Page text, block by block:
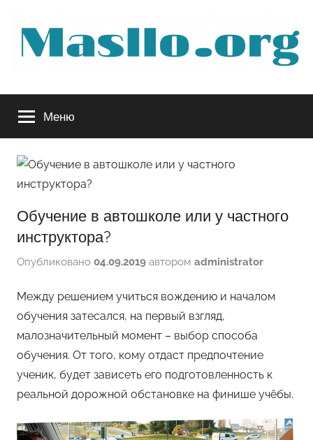
содержимому
Руководство
по
обслуживанию
авто
Меню
Обучение в автошколе или у частного
инструктора?
Опубликовано 04.09.2019 автором administrator
Между решением учиться вождению и началом
обучения затесался, на первый взгляд,
малозначительный момент – выбор способа
обучения. От того, кому отдаст предпочтение
ученик, будет зависеть его подготовленность к
реальной дорожной обстановке на финише учёбы.